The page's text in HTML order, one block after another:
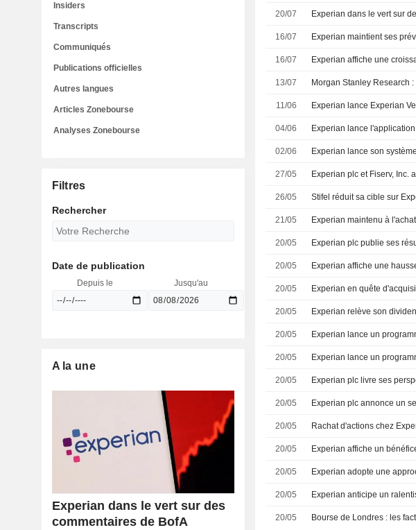
20/07 Experian dans le vert sur
16/07
16/07
13/07
11/06
04/06 Experian lance
02/06
27/05
26/05 Stifel réduit sa cible sur
21/05
20/05 Experian plc publie ses
20/05
20/05 Experian en quête
20/05
20/05
20/05 Experian lance un
20/05 Experian plc livre ses
20/05
20/05
20/05
20/05
20/05
20/05 Bourse de Londres : les
Insiders
Transcripts
Communiqués
Publications officielles
Autres langues
Articles Zonebourse
Analyses Zonebourse
Filtres
Rechercher
Date de publication
Depuis le Jusqu'au
A la une
Experian dans le vert sur des
commentaires de BofA